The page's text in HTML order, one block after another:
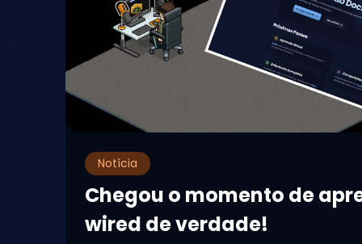
Notícia
Chegou o momento de
wired de verdade!